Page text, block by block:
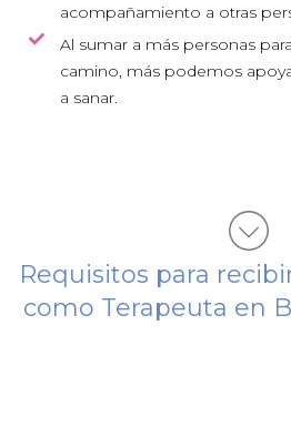
acompañamiento a otras
Al sumar a más personas
camino, más podemos
a sanar.
Requisitos para
como Terapeuta en